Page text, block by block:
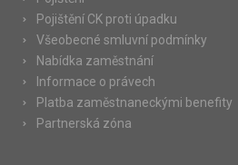
Pojištění CK proti úpadku
Všeobecné smluvní podmínky
Nabídka zaměstnání
Informace o právech
Platba zaměstnaneckými benefity
Partnerská zóna